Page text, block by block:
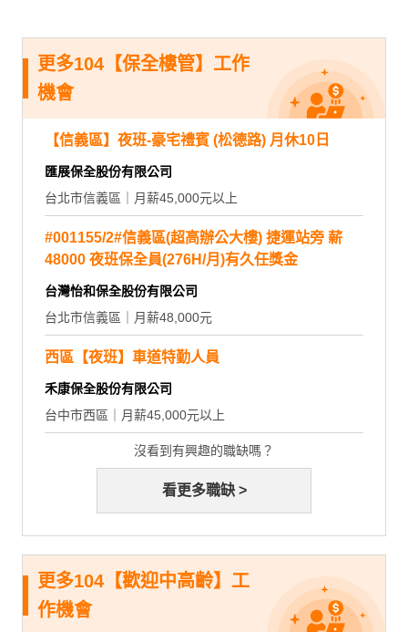
更多104【保全樓管】工作
機會
【信義區】夜班-豪宅禮賓 (松德路) 月休10日
匯展保全股份有限公司
台北市信義區｜月薪45,000元以上
#001155/2#信義區(超高辦公大樓) 捷運站旁 薪
48000 夜班保全員(276H/月)有久任獎金
台灣怡和保全股份有限公司
台北市信義區｜月薪48,000元
西區【夜班】車道特勤人員
禾康保全股份有限公司
台中市西區｜月薪45,000元以上
沒看到有興趣的職缺嗎？
看更多職缺 >
更多104【歡迎中高齡】工
作機會